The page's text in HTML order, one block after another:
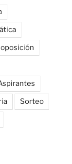
oposición
Sorteo